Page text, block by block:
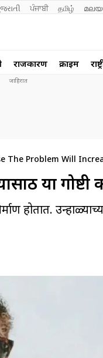
ਪੰਜਾਬੀ தமிழ்
राजकारण क्राईम
The Problem Will
या गोष्टी
होतात.